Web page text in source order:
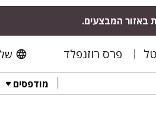
באזור המבצעים.
פרס רוזנפלד
מודפסים